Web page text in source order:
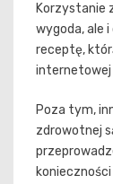
Korzystanie
wygoda, ale
receptę,
internetowej
Poza tym,
zdrowotnej